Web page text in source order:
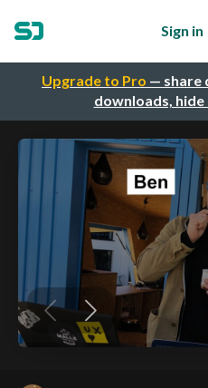
Upgrade to Pro — share
downloads,
Sign in